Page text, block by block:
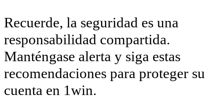
Recuerde, la seguridad es una
responsabilidad compartida.
Manténgase alerta y siga estas
recomendaciones para proteger su
cuenta en 1win.